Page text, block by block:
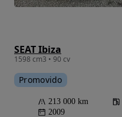
SEAT Ibiza
1598 cm3 • 90 cv
Promovido
213 000 km
2009